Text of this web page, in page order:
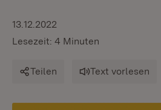
13.12.2022
Lesezeit: 4 Minuten
Teilen Text vorlesen